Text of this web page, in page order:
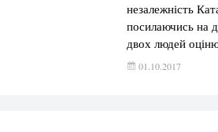
незалежність
посилаючись на
двох людей
Пау. Нагадаємо,
01.10.2017